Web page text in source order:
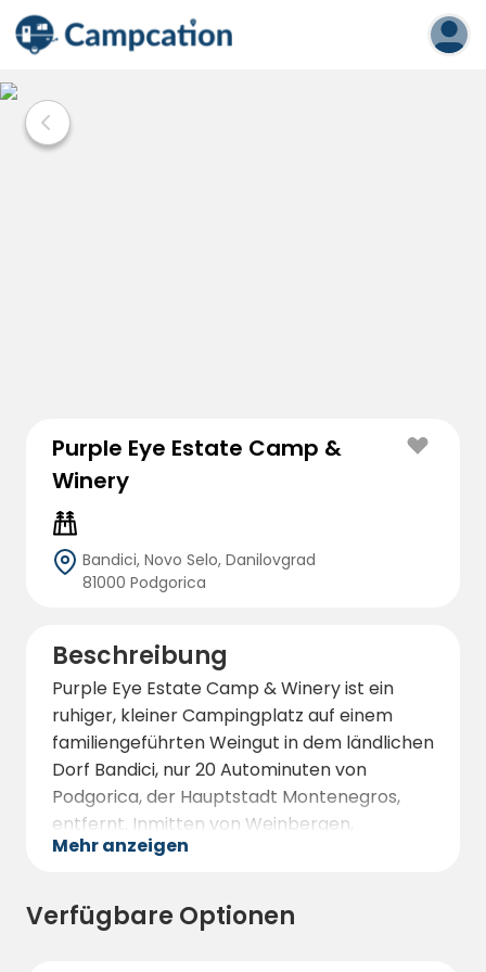
Purple Eye Estate Camp &
Winery
Bandici, Novo Selo, Danilovgrad
81000 Podgorica
Beschreibung
Purple Eye Estate Camp & Winery ist ein
ruhiger, kleiner Campingplatz auf einem
familiengeführten Weingut in dem ländlichen
Dorf Bandici, nur 20 Autominuten von
Podgorica, der Hauptstadt Montenegros,
entfernt. Inmitten von Weinbergen,
Obstbäumen und hügeliger Landschaft
seltene Kombination aus authentischem
Landleben, Weinkultur und Outdoor-
Mehr anzeigen
Verfügbare Optionen